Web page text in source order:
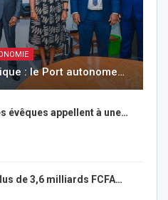
: le Port autonome…
évêques appellent à une…
de 3,6 milliards FCFA…